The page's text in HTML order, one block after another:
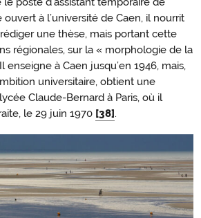
à l’université de Caen, il nourrit
une thèse, mais portant cette
régionales, sur la « morphologie de la
enseigne à Caen jusqu’en 1946, mais,
universitaire, obtient une
Claude-Bernard à Paris, où il
le 29 juin 1970 [38].